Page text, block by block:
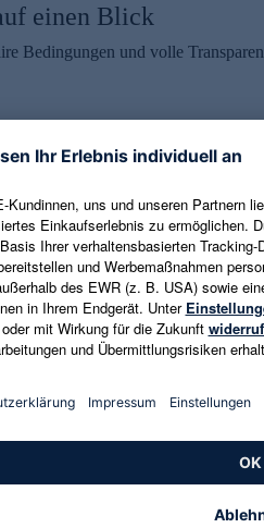
einen Blick
Bedingungen und volle
erhalten
und aktuelle Trends,
Als Dankeschön
Abmeldung ist jederzeit in